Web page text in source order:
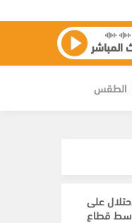
المباشر
الطقس
على
قطاع